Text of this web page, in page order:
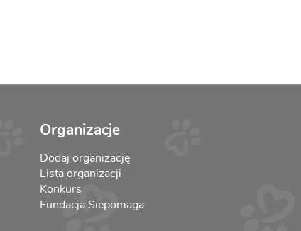
Organizacje
Dodaj organizację
Lista organizacji
Konkurs
Fundacja Siepomaga